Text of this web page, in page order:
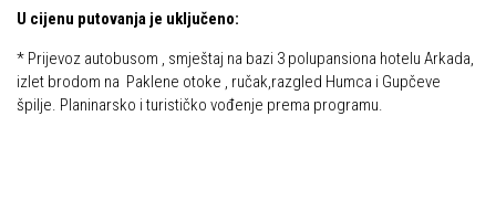
Dijana Petrak
Markacijska komisija
U cijenu putovanja je uključeno:
* Prijevoz autobusom , smještaj na bazi 3 polupansiona hotelu Arkada,
izlet brodom na Paklene otoke , ručak,razgled Humca i Gupčeve
špilje. Planinarsko i turističko vođenje prema programu.